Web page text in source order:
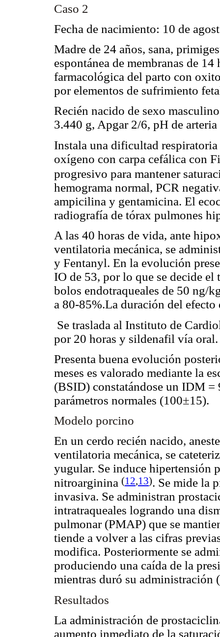
Caso 2
Fecha de nacimiento: 10 de
Madre de 24 años, sana,
espontánea de membranas de
farmacológica del parto con
por elementos de sufrimiento
Recién nacido de sexo
3.440 g, Apgar 2/6, pH de
Instala una dificultad
oxígeno con carpa cefálica con
progresivo para mantener
hemograma normal, PCR
ampicilina y gentamicina. El
radiografía de tórax pulmones
A las 40 horas de vida, ante
ventilatoria mecánica, se
y Fentanyl. En la evolución
IO de 53, por lo que se decide el
bolos endotraqueales de 50 ng/
a 80-85%.La duración del
Se traslada al Instituto de
por 20 horas y sildenafil vía
Presenta buena evolución
meses es valorado mediante la
(BSID) constatándose un IDM =
parámetros normales (100±15).
Modelo porcino
En un cerdo recién nacido,
ventilatoria mecánica, se
yugular. Se induce hipertensión
nitroarginina (12,13). Se mide la
invasiva. Se administran
intratraqueales logrando una
pulmonar (PMAP) que se
tiende a volver a las cifras
modifica. Posteriormente se
produciendo una caída de la
mientras duró su administración (
Resultados
La administración de
aumento inmediato de la